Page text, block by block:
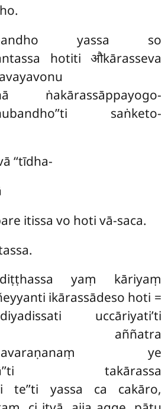
yassa so
hotiti औkārasseva
ṅakārassāppayogo-
saṅketo-
‘‘tīdha-
itissa vo hoti vā-saca.
yaṃ kāriyaṃ
ikārassādeso hoti =
uccāriyati’ti
aññatra
ye
takārassa
te’’ti yassa ca cakāro,